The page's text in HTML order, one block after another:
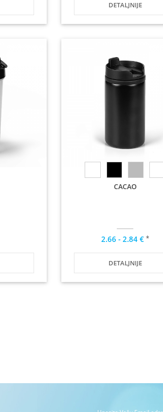
DETALJNIJE
CACAO
2.66 - 2.84 € *
DETALJNIJE